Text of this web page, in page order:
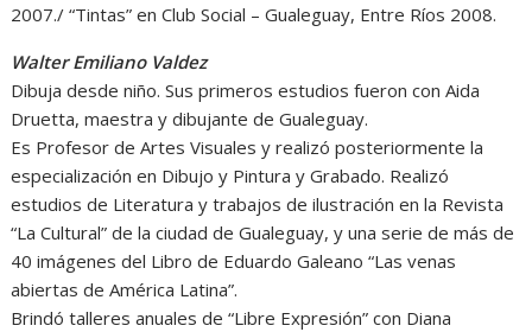
2007./ “Tintas” en Club Social – Gualeguay, Entre Ríos 2008.
Walter Emiliano Valdez
Dibuja desde niño. Sus primeros estudios fueron con Aida
Druetta, maestra y dibujante de Gualeguay.
Es Profesor de Artes Visuales y realizó posteriormente la
especialización en Dibujo y Pintura y Grabado. Realizó
estudios de Literatura y trabajos de ilustración en la Revista
“La Cultural” de la ciudad de Gualeguay, y una serie de más de
40 imágenes del Libro de Eduardo Galeano “Las venas
abiertas de América Latina”.
Brindó talleres anuales de “Libre Expresión” con Diana